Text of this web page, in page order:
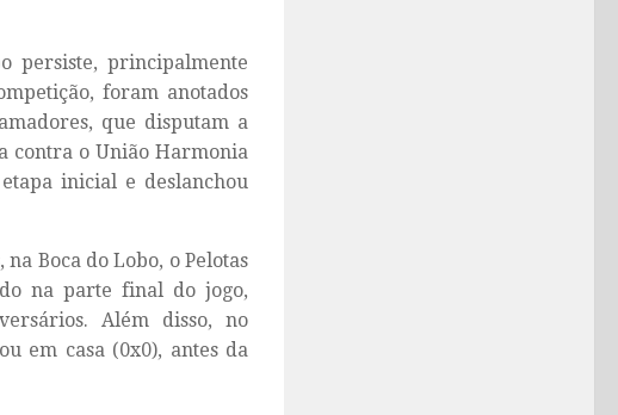
persiste, principalmente
foram anotados
que disputam a
contra o União Harmonia
inicial e deslanchou
Boca do Lobo, o Pelotas
na parte final do jogo,
Além disso, no
em casa (0x0), antes da